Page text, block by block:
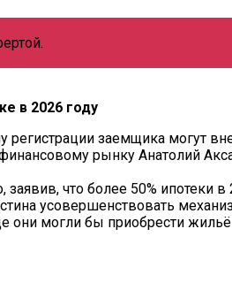
в 2026 году
заемщика могут
рынку Анатолий
что более 50%
усовершенствовать
они могли бы приобрести